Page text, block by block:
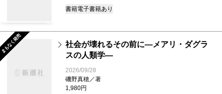
書籍電子書籍あり
まもなく発売
社会が壊れるその前に―メアリ・ダグラ
スの人類学―
2026/09/28
磯野真穂／著
1,980円